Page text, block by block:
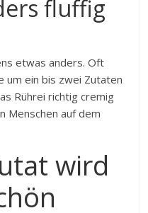
fluffig
etwas anders. Oft
um ein bis zwei Zutaten
Rührei richtig cremig
Menschen auf dem
wird